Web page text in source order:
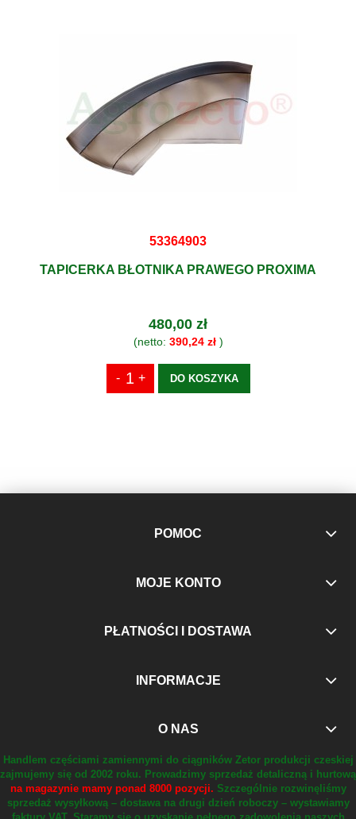
53364903
TAPICERKA BŁOTNIKA PRAWEGO PROXIMA
480,00 zł
(netto: 390,24 zł)
DO KOSZYKA
POMOC
MOJE KONTO
PŁATNOŚCI I DOSTAWA
INFORMACJE
O NAS
Handlem częściami zamiennymi do ciągników Zetor produkcji czeskiej
zajmujemy się od 2002 roku. Prowadzimy sprzedaż detaliczną i hurtową
na magazynie mamy ponad 8000 pozycji. Szczególnie rozwinęliśmy
sprzedaż wysyłkową – dostawa na drugi dzień roboczy – wystawiamy